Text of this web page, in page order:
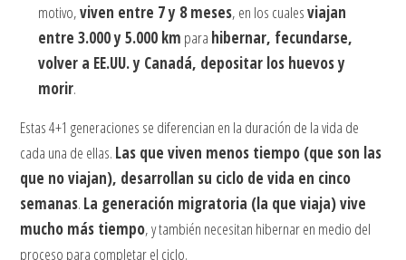
motivo,viven entre 7 y 8 meses, en los cualesviajan
entre 3.000 y 5.000 km para hibernar, fecundarse,
volver a EE.UU. y Canadá, depositar los huevos y
morir.
Estas 4+1 generaciones se diferencian en la duración de la vida de
cada una de ellas. Las que viven menos tiempo (que son las
que no viajan), desarrollan su ciclo de vida en cinco
semanas. La generación migratoria (la que viaja) vive
mucho más tiempo, y también necesitan hibernar en medio del
proceso para completar el ciclo.